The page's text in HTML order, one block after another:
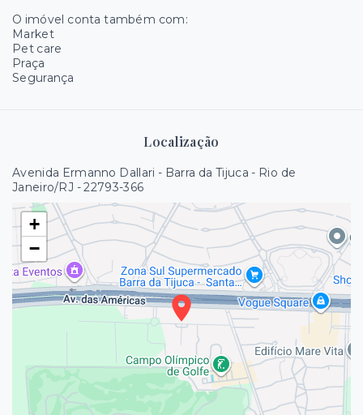
O imóvel conta também com:
Market
Pet care
Praça
Segurança
Localização
Avenida Ermanno Dallari - Barra da Tijuca - Rio de
Janeiro/RJ - 22793-366
+
−